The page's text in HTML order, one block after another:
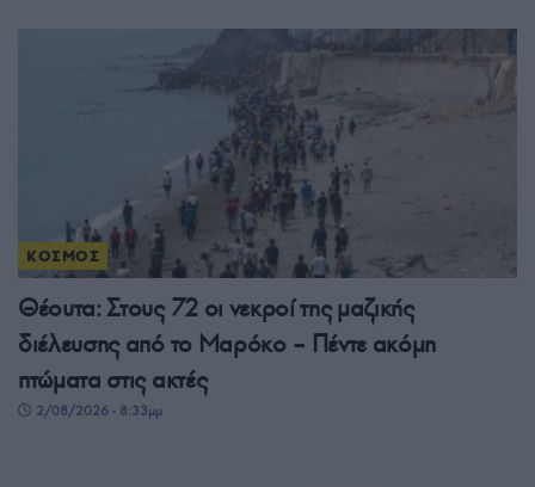
ΚΟΣΜΟΣ
Θέουτα: Στους 72 οι νεκροί της μαζικής
διέλευσης από το Μαρόκο – Πέντε ακόμη
πτώματα στις ακτές
2/08/2026 - 8:33μμ